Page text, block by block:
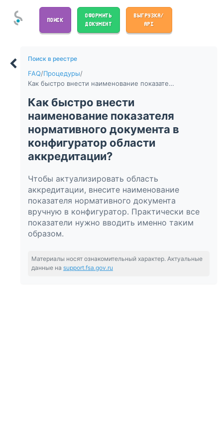
ПОИСК
ОФОРМИТЬ
ДОКУМЕНТ
ВЫГРУЗКА/
API
Поиск в реестре
FAQ/Процедуры/
Как быстро внести наименование показателя нормативного документа в конфигуратор области аккредитации?
Как быстро внести
наименование показателя
нормативного документа в
конфигуратор области
аккредитации?
Чтобы актуализировать область
аккредитации, внесите наименование
показателя нормативного документа
вручную в конфигуратор. Практически все
показатели нужно вводить именно таким
образом.
Материалы носят ознакомительный характер. Актуальные
данные на support.fsa.gov.ru